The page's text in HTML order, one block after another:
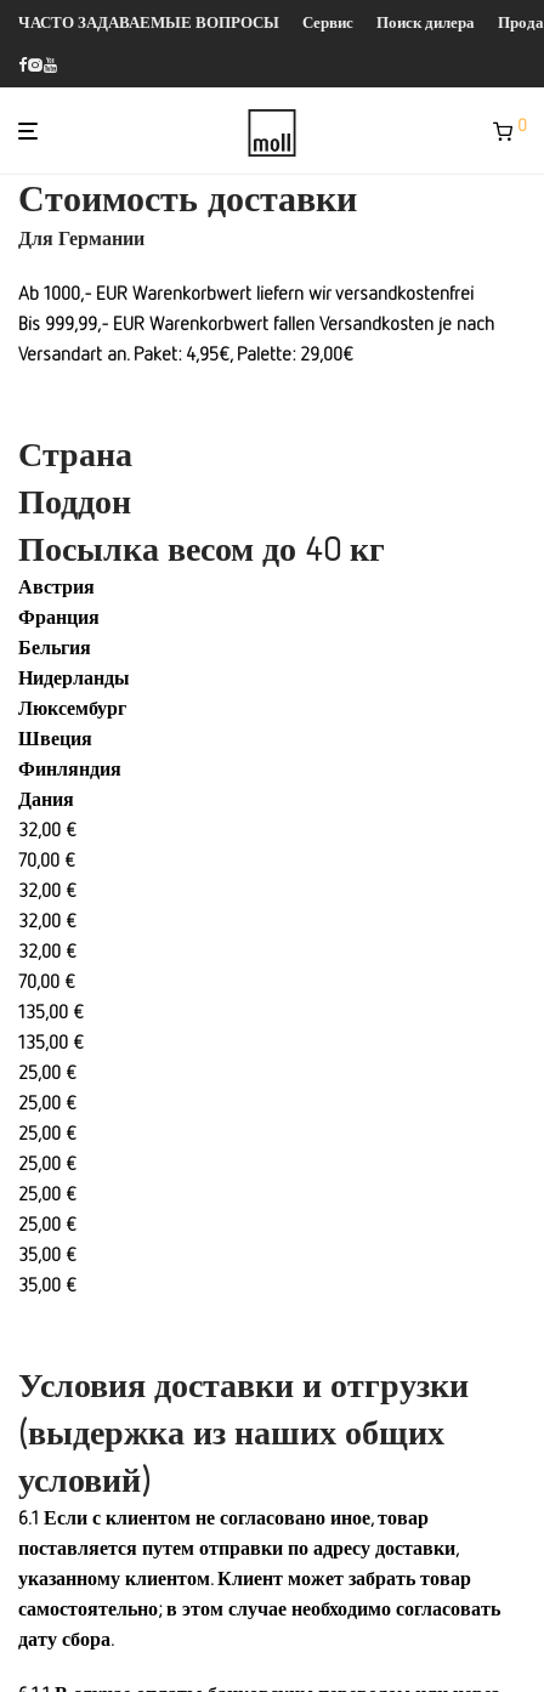
ЧАСТО ЗАДАВАЕМЫЕ ВОПРОСЫ Сервис Поиск дилера
0
Стоимость доставки
Для Германии
Ab 1000,- EUR Warenkorbwert liefern wir versandkostenfrei
Bis 999,99,- EUR Warenkorbwert fallen Versandkosten je nach
Versandart an. Paket: 4,95€, Palette: 29,00€
Страна
Поддон
Посылка весом до 40 кг
Австрия
Франция
Бельгия
Нидерланды
Люксембург
Швеция
Финляндия
Дания
32,00 €
70,00 €
32,00 €
32,00 €
32,00 €
70,00 €
135,00 €
135,00 €
25,00 €
25,00 €
25,00 €
25,00 €
25,00 €
25,00 €
35,00 €
35,00 €
Условия доставки и отгрузки
(выдержка из наших общих
условий)
6.1 Если с клиентом не согласовано иное, товар
поставляется путем отправки по адресу доставки,
указанному клиентом. Клиент может забрать товар
самостоятельно; в этом случае необходимо согласовать
дату сбора.